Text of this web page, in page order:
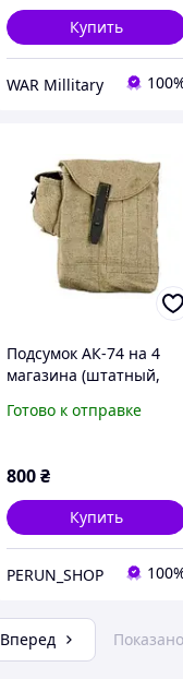
Купить
WAR Millitary
Подсумок АК-74 на 4
магазина (штатный,
Готово к отправке
800₴
Купить
PERUN_SHOP
Вперед